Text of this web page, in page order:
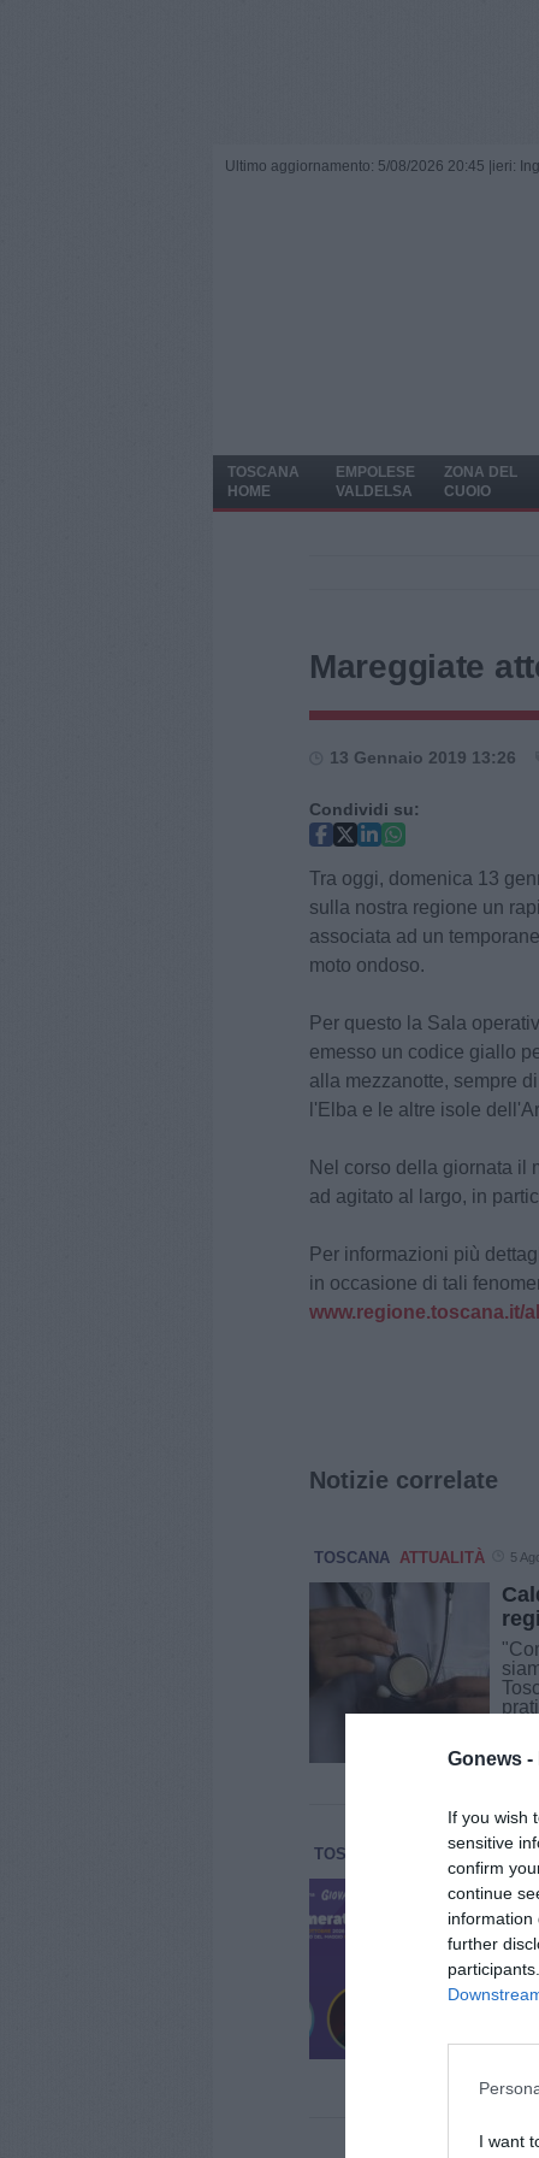
Gonews -
If you wish
sensitive
confirm
continue
information
further
I want
Ultimo aggiornamento: 5/08/2026 20:45 | ieri:
TOSCANA
HOME
EMPOLESE
VALDELSA
ZONA DEL
CUOIO
Mareggiate
13 Gennaio 2019 13:26
Condividi su:
Tra oggi, domenica 13
sulla nostra regione un
associata ad un
moto ondoso.
Per questo la Sala
emesso un codice giallo
alla mezzanotte, sempre
l'Elba e le altre isole
Nel corso della giornata il
ad agitato al largo, in
Per informazioni più
in occasione di tali
www.regione.toscana.it/
Notizie correlate
TOSCANA ATTUALITÀ 5
TOSCANA ATTUALITÀ 5
Al
Si
per